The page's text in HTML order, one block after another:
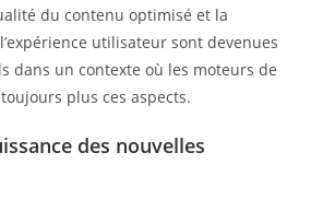
du contenu optimisé et la
utilisateur sont devenues
dans un contexte où les moteurs de
plus ces aspects.
des nouvelles